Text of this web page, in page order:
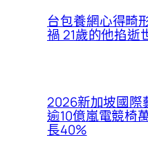
台包養網心得畸
禍 21歲的他掐逝
2026新加坡國際
逾10億嵐電競椅
長40%